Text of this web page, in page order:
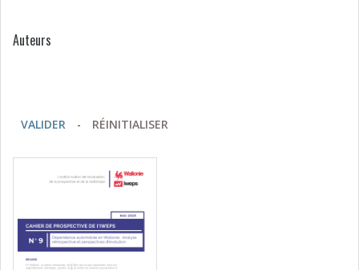
Auteurs
VALIDER - RÉINITIALISER